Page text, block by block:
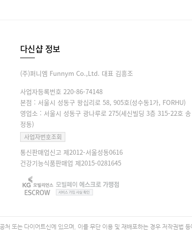
다신샵 정보
(주)퍼니엠 Funnym Co.,Ltd. 대표 김흥조
사업자등록번호 220-86-74148
본점 : 서울시 성동구 왕십리로 58, 905호(성수동1가, FORHU)
영업소 : 서울시 성동구 광나루로 275(세신빌딩 3층 315-22호 송
정동)
사업자번호조회
통신판매업신고 제2012-서울성동0616
건강기능식품판매업 제2015-0281645
처 또는 다이어트신에 있으며, 이를 무단 이용 및 재배포하는 경우 저작권법